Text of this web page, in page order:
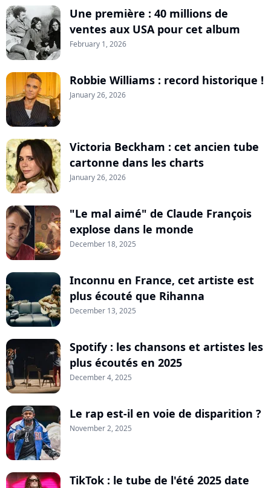
Une première : 40 millions de
ventes aux USA pour cet album
February 1, 2026
Robbie Williams : record historique !
January 26, 2026
Victoria Beckham : cet ancien tube
cartonne dans les charts
January 26, 2026
"Le mal aimé" de Claude François
explose dans le monde
December 18, 2025
Inconnu en France, cet artiste est
plus écouté que Rihanna
December 13, 2025
Spotify : les chansons et artistes les
plus écoutés en 2025
December 4, 2025
Le rap est-il en voie de disparition ?
November 2, 2025
TikTok : le tube de l'été 2025 date